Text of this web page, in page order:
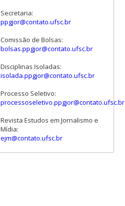
Secretaria:
ppgjor@contato.ufsc.br
Comissão de Bolsas:
bolsas.ppgjor@contato.ufsc.br
Disciplinas Isoladas:
isolada.ppgjor@contato.ufsc.br
Processo Seletivo:
processoseletivo.ppgjor@contato.ufsc.br
Revista Estudos em Jornalismo e
Mídia:
ejm@contato.ufsc.br